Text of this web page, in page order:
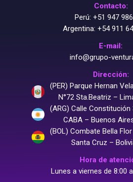
Contacto:
Perú: +51 947
Argentina: +54 911
E-mail:
info@grupo-
Dirección:
(PER) Parque Hernan
N°72 Sta.Beatriz –
(ARG) Calle Constitución
CABA – Buenos
(BOL) Combate Bella Flor
Santa Cruz –
Hora de
Lunes a viernes de 8:00